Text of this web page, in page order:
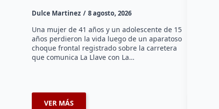
Dulce Martinez 8 agosto, 2026
Una mujer de 41 años y un adolescente de 15
años perdieron la vida luego de un aparatoso
choque frontal registrado sobre la carretera
que comunica La Llave con La…
VER MÁS